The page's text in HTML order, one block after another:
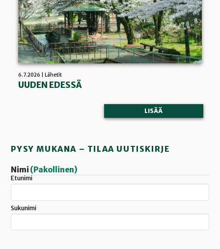
6.7.2026 | Lähetit
UUDEN EDESSÄ
LISÄÄ
PYSY MUKANA – TILAA UUTISKIRJE
Nimi (Pakollinen)
Etunimi
Sukunimi